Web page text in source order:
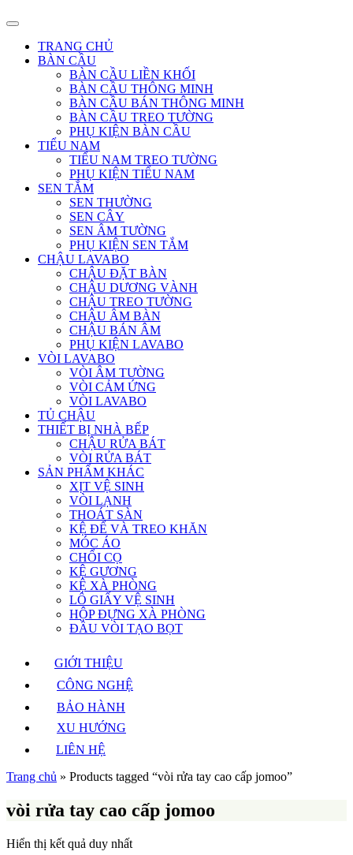
TRANG CHỦ
BÀN CẦU
BÀN CẦU LIỀN KHỐI
BÀN CẦU THÔNG MINH
BÀN CẦU BÁN THÔNG MINH
BÀN CẦU TREO TƯỜNG
PHỤ KIỆN BÀN CẦU
TIỂU NAM
TIỂU NAM TREO TƯỜNG
PHỤ KIỆN TIỂU NAM
SEN TẮM
SEN THƯỜNG
SEN CÂY
SEN ÂM TƯỜNG
PHỤ KIỆN SEN TẮM
CHẬU LAVABO
CHẬU ĐẶT BÀN
CHẬU DƯƠNG VÀNH
CHẬU TREO TƯỜNG
CHẬU ÂM BÀN
CHẬU BÁN ÂM
PHỤ KIỆN LAVABO
VÒI LAVABO
VÒI ÂM TƯỜNG
VÒI CẢM ỨNG
VÒI LAVABO
TỦ CHẬU
THIẾT BỊ NHÀ BẾP
CHẬU RỬA BÁT
VÒI RỬA BÁT
SẢN PHẨM KHÁC
XỊT VỆ SINH
VÒI LẠNH
THOÁT SÀN
KỆ ĐỂ VÀ TREO KHĂN
MÓC ÁO
CHỔI CỌ
KỆ GƯƠNG
KỆ XÀ PHÒNG
LÔ GIẤY VỆ SINH
HỘP ĐỰNG XÀ PHÒNG
ĐẦU VÒI TẠO BỌT
GIỚI THIỆU
CÔNG NGHỆ
BẢO HÀNH
XU HƯỚNG
LIÊN HỆ
Trang chủ » Products tagged “vòi rửa tay cao cấp jomoo”
vòi rửa tay cao cấp jomoo
Hiển thị kết quả duy nhất